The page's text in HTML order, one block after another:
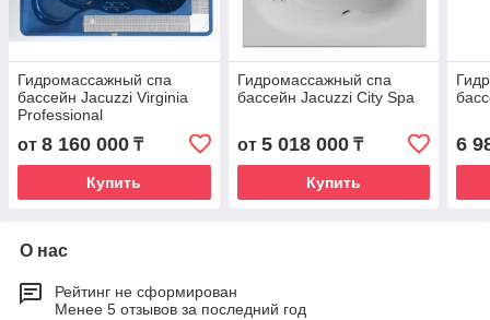
Гидромассажный спа
бассейн Jacuzzi Virginia
Professional
от 8 160 000 ₸
Купить
Гидромассажный спа
бассейн Jacuzzi City Spa
от 5 018 000₸
Купить
6
О нас
Рейтинг не сформирован
Менее 5 отзывов за последний год